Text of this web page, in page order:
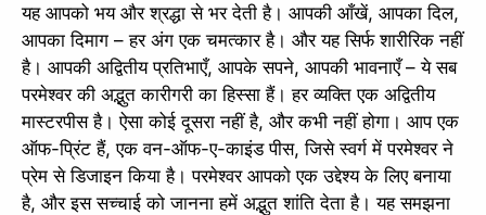
यह आपको भय और श्रद्धा से भर देती है। आपकी आँखें, आपका दिल,
आपका दिमाग – हर अंग एक चमत्कार है। और यह सिर्फ शारीरिक नहीं
है। आपकी अद्वितीय प्रतिभाएँ, आपके सपने, आपकी भावनाएँ – ये सब
परमेश्वर की अद्भुत कारीगरी का हिस्सा हैं। हर व्यक्ति एक अद्वितीय
मास्टरपीस है। ऐसा कोई दूसरा नहीं है, और कभी नहीं होगा। आप एक
ऑफ-प्रिंट हैं, एक वन-ऑफ-ए-काइंड पीस, जिसे स्वर्ग में परमेश्वर ने
प्रेम से डिजाइन किया है। परमेश्वर आपको एक उद्देश्य के लिए बनाया
है, और इस सच्चाई को जानना हमें अद्भुत शांति देता है। यह समझना